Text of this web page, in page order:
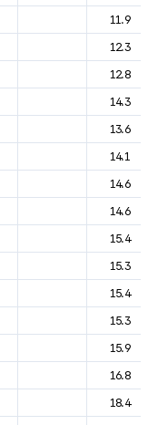
11.9
12.3
12.8
14.3
13.6
14.1
14.6
14.6
15.4
15.3
15.4
15.3
15.9
16.8
18.4